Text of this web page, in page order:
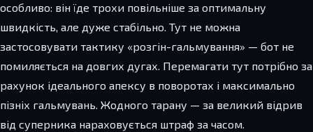
особливо: він їде трохи повільніше за оптимальну
швидкість, але дуже стабільно. Тут не можна
застосовувати тактику «розгін-гальмування» — бот не
помиляється на довгих дугах. Перемагати тут потрібно за
рахунок ідеального апексу в поворотах і максимально
пізніх гальмувань. Жодного тарану — за великий відрив
від суперника нараховується штраф за часом.